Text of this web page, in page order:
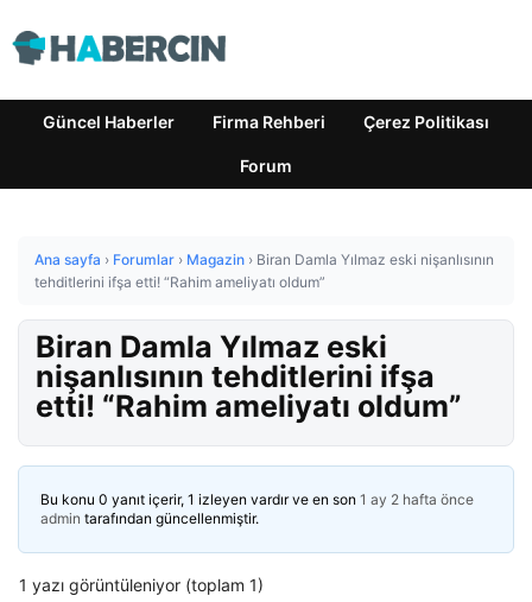
Güncel Haberler Firma Rehberi Çerez Politikası
Forum
Ana sayfa › Forumlar › Magazin › Biran Damla Yılmaz eski nişanlısının
tehditlerini ifşa etti! “Rahim ameliyatı oldum”
Biran Damla Yılmaz eski
nişanlısının tehditlerini ifşa
etti! “Rahim ameliyatı oldum”
Bu konu 0 yanıt içerir, 1 izleyen vardır ve en son 1 ay 2 hafta önce
admin tarafından güncellenmiştir.
1 yazı görüntüleniyor (toplam 1)